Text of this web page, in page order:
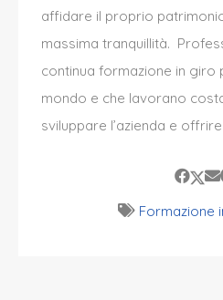
affidare il proprio
massima tranquillità.
continua formazione in giro
mondo e che lavorano
sviluppare l’azienda e
Formazione